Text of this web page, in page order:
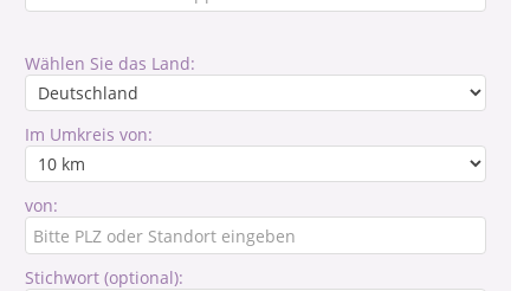
Wählen Sie das Land:
Im Umkreis von:
von:
Stichwort (optional):